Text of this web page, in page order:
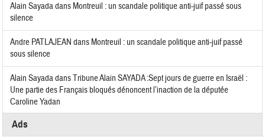
Alain Sayadadans Montreuil : un scandale politique anti-juif passé sous
silence
Andre PATLAJEAN dans Montreuil : un scandale politique anti-juif passé
sous silence
Alain SayadadansTribune Alain SAYADA :Sept jours de guerre en Israël :
Une partie des Français bloqués dénoncent l’inaction de la députée
Caroline Yadan
Ads